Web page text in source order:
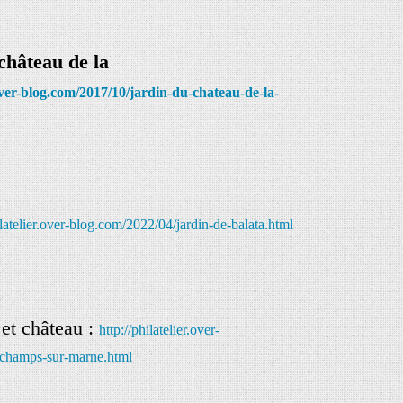
de la
blog.com/2017/10/jardin-du-chateau-de-la-
blog.com/2022/04/jardin-de-balata.html
château:http://philatelier.over-
sur-marne.html